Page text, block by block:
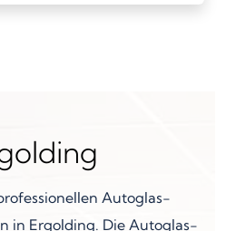
Autoglas-
in Ergolding. Die Autoglas-